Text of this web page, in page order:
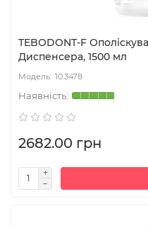
TEBODONT-F
Диспенсера, 1500 мл
10.3478
2682.00 грн